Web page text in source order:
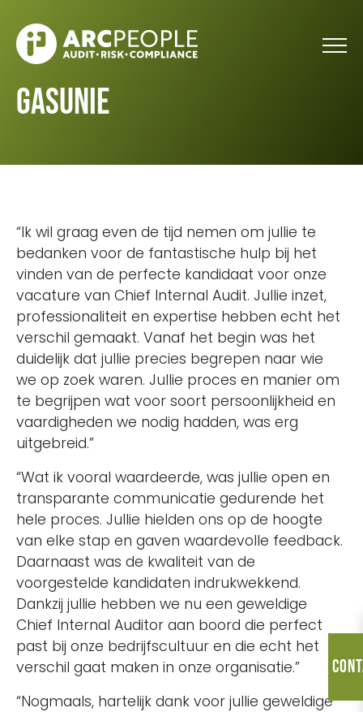
Gasunie
“Ik wil graag even de tijd nemen om jullie te
bedanken voor de fantastische hulp bij het
vinden van de perfecte kandidaat voor onze
vacature van Chief Internal Audit. Jullie inzet,
professionaliteit en expertise hebben echt het
verschil gemaakt. Vanaf het begin was het
duidelijk dat jullie precies begrepen naar wie
we op zoek waren. Jullie proces en manier om
te begrijpen wat voor soort persoonlijkheid en
vaardigheden we nodig hadden, was erg
uitgebreid.”
“Wat ik vooral waardeerde, was jullie open en
transparante communicatie gedurende het
hele proces. Jullie hielden ons op de hoogte
van elke stap en gaven waardevolle feedback.
Daarnaast was de kwaliteit van de
voorgestelde kandidaten indrukwekkend.
Dankzij jullie hebben we nu een geweldige
Chief Internal Auditor aan boord die perfect
past bij onze bedrijfscultuur en die echt het
verschil gaat maken in onze organisatie.”
“Nogmaals, hartelijk dank voor jullie geweldige